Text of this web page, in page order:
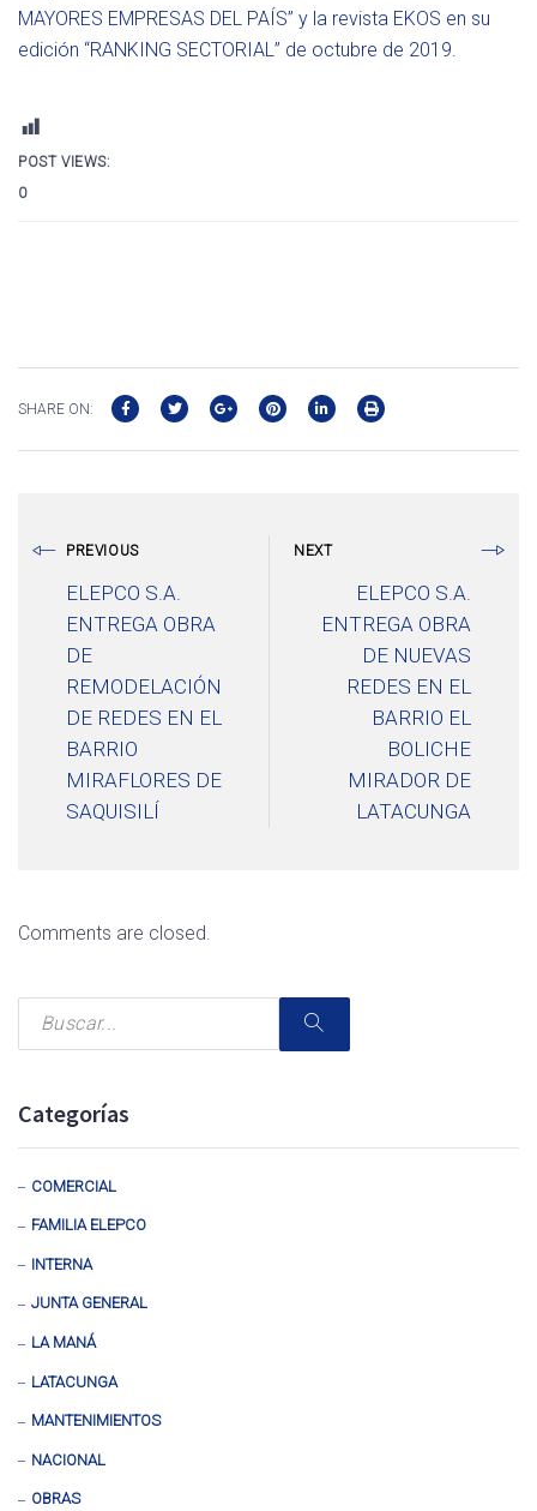
MAYORES EMPRESAS DEL PAÍS” y la revista EKOS en su
edición “RANKING SECTORIAL” de octubre de 2019.
POST VIEWS:
0
SHARE ON:
PREVIOUS
ELEPCO S.A.
ENTREGA OBRA
DE
REMODELACIÓN
DE REDES EN EL
BARRIO
MIRAFLORES DE
SAQUISILÍ
NEXT
ELEPCO S.A.
ENTREGA OBRA
DE NUEVAS
REDES EN EL
BARRIO EL
BOLICHE
MIRADOR DE
LATACUNGA
Comments are closed.
Categorías
COMERCIAL
FAMILIA ELEPCO
INTERNA
JUNTA GENERAL
LA MANÁ
LATACUNGA
MANTENIMIENTOS
NACIONAL
OBRAS